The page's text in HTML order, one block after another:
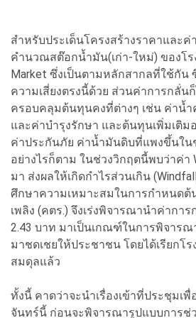
สำหรับประเด็นโครงสร้างราคาและ
คำนวณสต๊อกน้ำมัน(เก่า-ใหม่) ของโร
Market ซึ่งเป็นตามหลักสากลที่ใช้กัน
ความเสี่ยงตรงนี้ด้วย ส่วนค่าการกลั่น
ครอบคลุมต้นทุนคงที่ต่างๆ เช่น ค่าน้ำ
และค่าบำรุงรักษา และต้นทุนเพิ่มเติมอ
ค่าประกันภัย ค่าน้ำมันดิบที่แพงขึ้นใน
อย่างไรก็ตาม ในช่วงวิกฤตนี้พบว่าค่า
มา ส่งผลให้เกิดกำไรส่วนเกิน
ศึกษาความเหมาะสมในการกำหนด
เพลิง (คตร.) จึงเร่งพิจารณานำค่ากา
2.43 บาท มาเป็นเกณฑ์ในการพิจารณ
มาชดเชยให้ประชาชน โดยได้เรียกโ
สมดุลแล้ว
ทั้งนี้ คาดว่าจะนำเรื่องเข้าที่ประชุมเ
จันทร์นี้ ก่อนจะพิจารณารูปแบบการช่